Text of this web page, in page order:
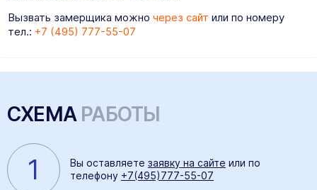
Вызвать замерщика можно через сайт или по номеру
тел.: +7 (495) 777-55-07
СХЕМА РАБОТЫ
1 Вы оставляете заявку на сайте или по
телефону +7(495)777-55-07